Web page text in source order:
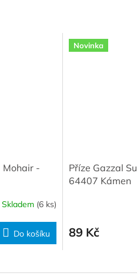
Mohair -
Skladem (6 ks)
Do košíku
Novinka
Příze Gazzal
64407 Kámen
89 Kč